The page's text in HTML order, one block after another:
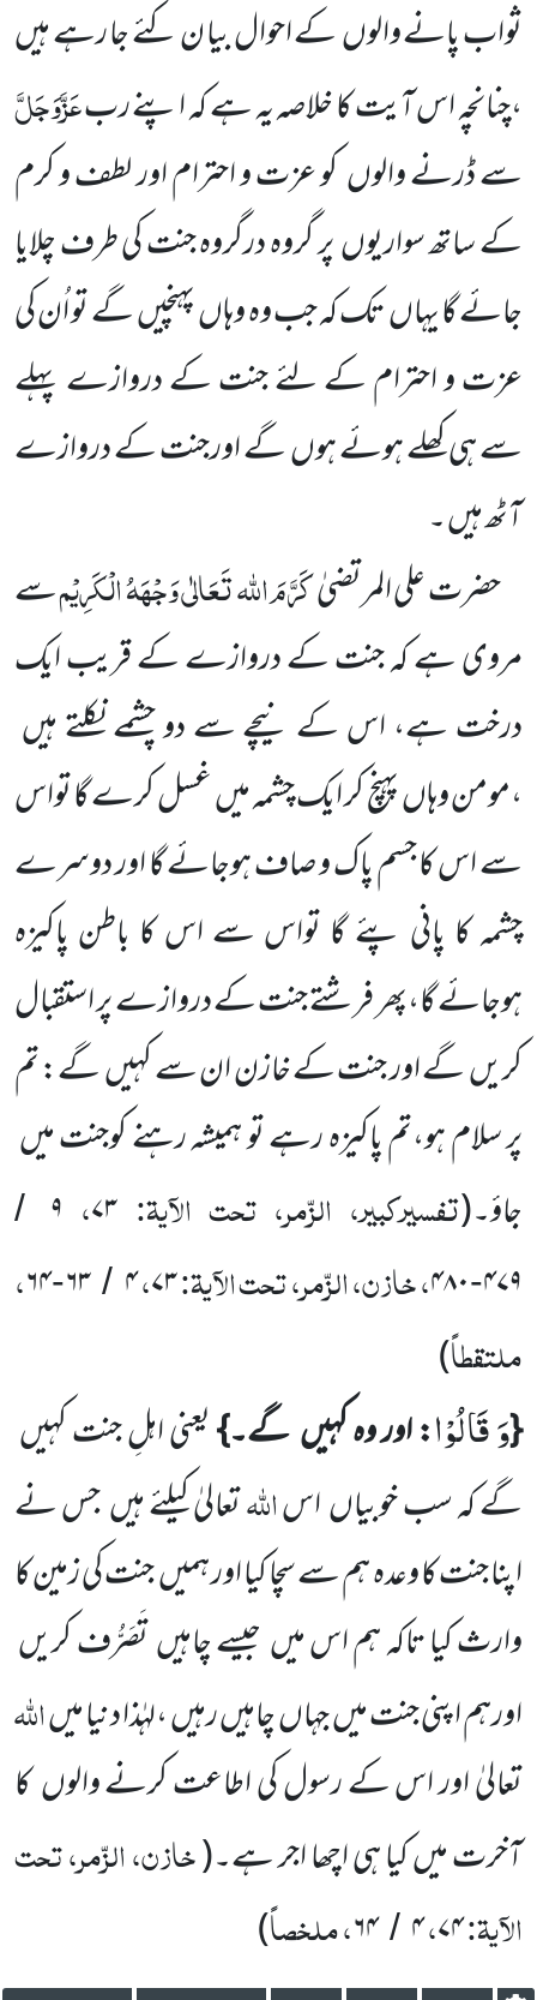
ثواب پانے والوںکے احوال بیا ن کئے جا رہے ہیں
،چنانچہ اس آیت کا خلاصہ یہ ہے کہ اپنے ربعَزَّوَجَلَّ
سے ڈرنے والوںکو عزت و احترام اور لطف و کرم
کے ساتھ سواریوںپر گروہ درگروہ جنت کی طرف چلایا
جائے گا یہاںتک کہ جب وہ وہاںپہنچیںگے تو اُن کی
عزت و احترام کے لئے جنت کے دروازے پہلے
سے ہی کھلے ہوئے ہوںگے اورجنت کے دروازے
آٹھ ہیں ۔
حضرت علی المرتضیٰکَرَّمَ اللہ تَعَالٰی وَجْہَہُ الْکَرِیْمسے
مروی ہے کہ جنت کے دروازے کے قریب ایک
درخت ہے،اس کے نیچے سے دو چشمے نکلتے ہیں
،مومن وہاںپہنچ کر ایک چشمہ میںغسل کرے گا تواس
سے اس کا جسم پاک و صاف ہوجائے گا اور دوسرے
چشمہ کا پانی پئے گا تواس سے اس کا باطن پاکیزہ
ہوجائے گا،پھر فرشتے جنت کے دروازے پر استقبال
کریںگے اور جنت کے خازن ان سے کہیںگے: تم
پر سلام ہو،تم پاکیزہ رہے تو ہمیشہ رہنے کوجنت میں
جاؤ۔(تفسیرکبیر، الزّمر، تحت الآیۃ: ۷۳، ۹ /
۴۷۹-۴۸۰، خازن، الزّمر، تحت الآیۃ:۷۳،۴ / ۶۳-۶۴،
ملتقطاً)
{وَ قَالُوْا: اور وہ کہیںگے۔}یعنی اہلِ جنت کہیں
گے کہ سب خوبیاںاساللہتعالیٰ کیلئے ہیںجس نے
اپنا جنت کا وعدہ ہم سے سچا کیا اور ہمیںجنت کی زمین کا
وارث کیا تاکہ ہم اس میںجیسے چاہیںتَصَرُّف کریں
اورہم اپنی جنت میںجہاںچاہیں رہیں،لہٰذا دنیا میںاللہ
تعالیٰ اور اس کے رسول کی اطاعت کرنے والوںکا
آخرت میں کیا ہی اچھا اجر ہے۔(خازن، الزّمر، تحت
الآیۃ:۷۴،۴ /۶۴، ملخصاً)